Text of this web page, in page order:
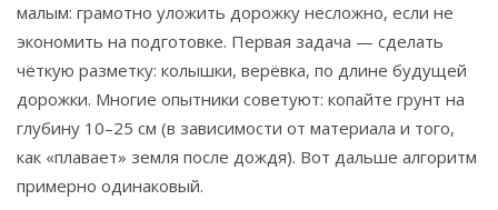
малым: грамотно уложить дорожку несложно, если не
экономить на подготовке. Первая задача — сделать
чёткую разметку: колышки, верёвка, по длине будущей
дорожки. Многие опытники советуют: копайте грунт на
глубину 10–25 см (в зависимости от материала и того,
как «плавает» земля после дождя). Вот дальше алгоритм
примерно одинаковый.